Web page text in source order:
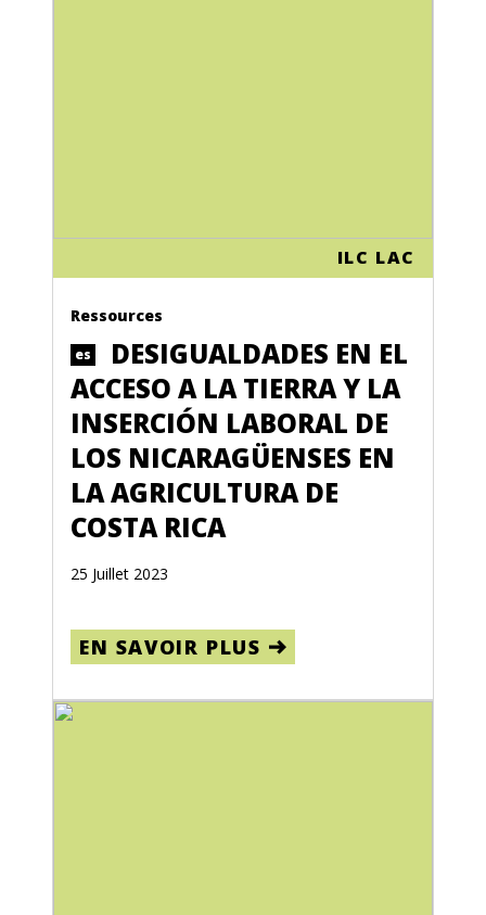
ILC LAC
Ressources
es
DESIGUALDADES EN EL
ACCESO A LA TIERRA Y LA
INSERCIÓN LABORAL DE
LOS NICARAGÜENSES EN
LA AGRICULTURA DE
COSTA RICA
25 Juillet 2023
EN SAVOIR PLUS